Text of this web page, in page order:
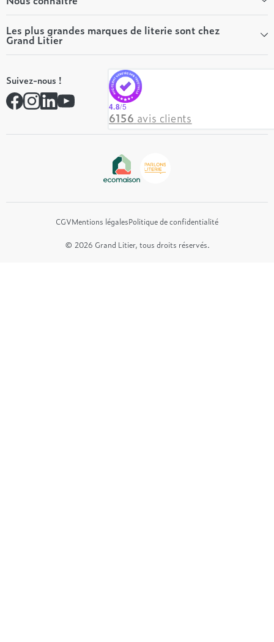
Conseils literie
Tous les articles du Mag
Tous nos guides
Qui sommes-nous ?
Nos valeurs
Nos engagements
Rejoindre notre réseau
Contactez-nous
Les plus grandes marques de literie sont chez
Grand Litier
André Renault
Simmons
Hôtel & Lodge
Suivez-nous !
4.8/5
6156 avis clients
CGVMentions légalesPolitique de confidentialité
© 2026 Grand Litier, tous droits réservés.